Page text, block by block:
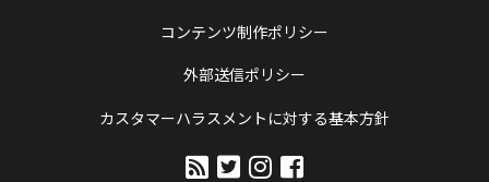
コンテンツ制作ポリシー
外部送信ポリシー
カスタマーハラスメントに対する基本方針